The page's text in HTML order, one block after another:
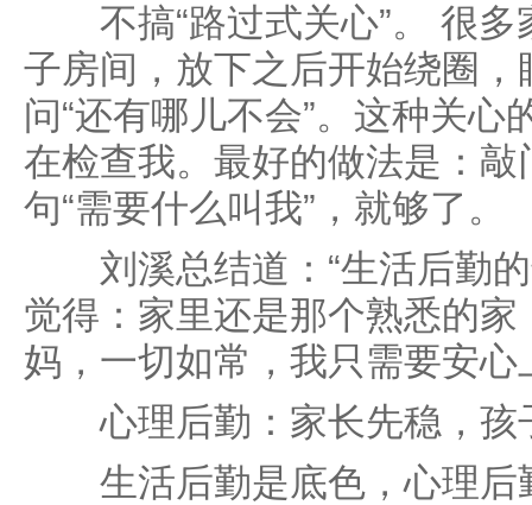
不搞“路过式关心”。 很多
子房间，放下之后开始绕圈
问“还有哪儿不会”。这种关心
在检查我。最好的做法是：
句“需要什么叫我”，就够了。
刘溪总结道：“生活后勤的
觉得：家里还是那个熟悉的
妈，一切如常，我只需要安心
心理后勤：家长先稳，孩
生活后勤是底色，心理后